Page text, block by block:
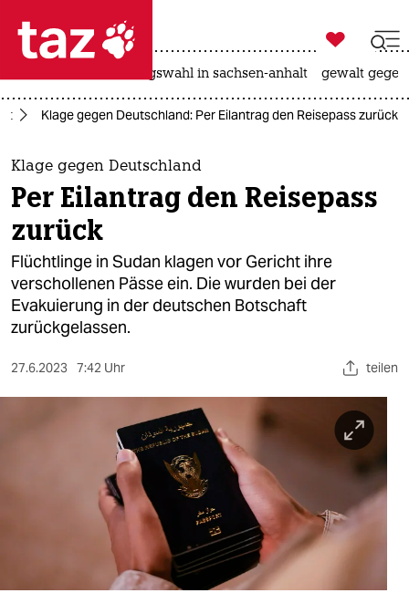
 taz zahl ich
taz zahl ich
themen
politik
öko
gesellschaft
kultur
sport

taz zahl ich
landtagswahl in sachsen-anhalt gewalt
Klage gegen Deutschland: Per Eilantrag den Reisepass zurück
Klage gegen Deutschland
Per Eilantrag den Reisepass
zurück
Flüchtlinge in Sudan klagen vor Gericht ihre
verschollenen Pässe ein. Die wurden bei der
Evakuierung in der deutschen Botschaft
zurückgelassen.
27.6.2023 7:42 Uhr teilen